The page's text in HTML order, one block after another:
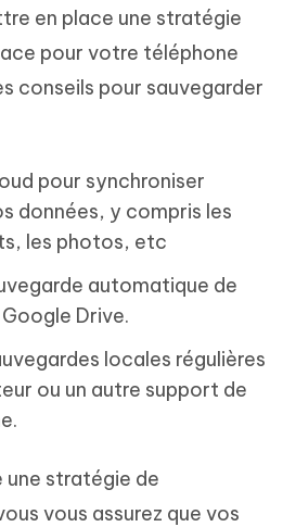
en place une stratégie
pour votre téléphone
conseils pour sauvegarder
pour synchroniser
données, y compris les
les photos, etc
automatique de
Drive.
locales régulières
ou un autre support de
une stratégie de
vous assurez que vos